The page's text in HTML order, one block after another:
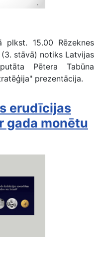
15.00 Rēzeknes
stāvā) notiks Latvijas
Pētera Tabūna
prezentācija.
erudīcijas
gada monētu